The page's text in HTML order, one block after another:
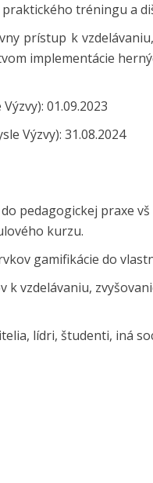
tréningu a
prístup k
implementácie
01.09.2023
Výzvy): 31.08.2024
pedagogickej praxe
kurzu.
gamifikácie do
vzdelávaniu,
lídri, študenti, iná